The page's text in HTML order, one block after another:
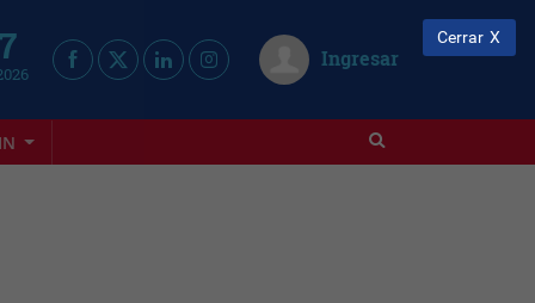
Ingresar
Cerrar